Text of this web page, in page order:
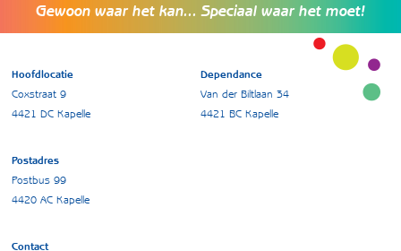
Gewoon waar het kan... Speciaal waar het moet!
Hoofdlocatie
Coxstraat 9
4421 DC Kapelle
Dependance
Van der Biltlaan 34
4421 BC Kapelle
Postadres
Postbus 99
4420 AC Kapelle
Contact